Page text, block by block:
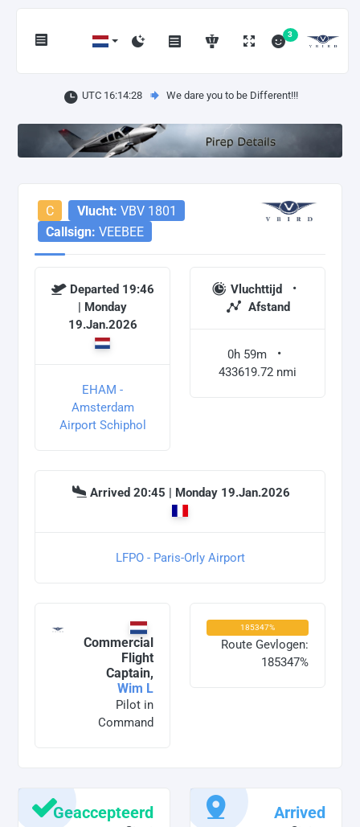
3
UTC 16:14:28 We dare you to be Different!!!
C Vlucht: VBV 1801
Callsign: VEEBEE
Departed 19:46
| Monday
19.Jan.2026
EHAM -
Amsterdam
Airport Schiphol
Vluchttijd
Afstand
0h 59m
433619.72 nmi
Arrived 20:45 | Monday 19.Jan.2026
LFPO - Paris-Orly Airport
Commercial
Flight
Captain,
Wim L
Pilot in
Command
185347%
Route Gevlogen:
185347%
Geaccepteerd Arrived